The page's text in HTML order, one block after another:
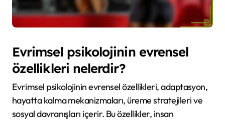
Evrimsel psikolojinin evrensel
özellikleri nelerdir?
Evrimsel psikolojinin evrensel özellikleri, adaptasyon,
hayatta kalma mekanizmaları, üreme stratejileri ve
sosyal davranışları içerir. Bu özellikler, insan